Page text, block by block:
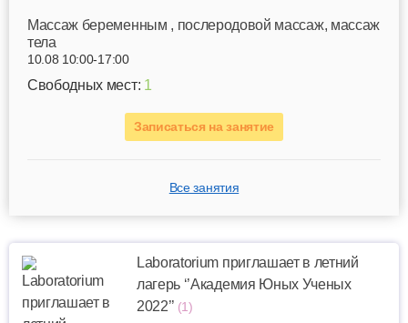
Mассаж беременным , послеродовой массаж, массаж
тела
10.08 10:00-17:00
Свободных мест: 1
Записаться на занятие
Все занятия
Laboratorium приглашает в летний
лагерь ‘’Академия Юных Ученых
2022’’ (1)